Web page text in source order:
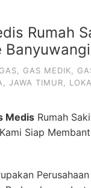
Rumah
GAS GAS MEDIK
JAWA TIMUR
Medis Rumah
Siap